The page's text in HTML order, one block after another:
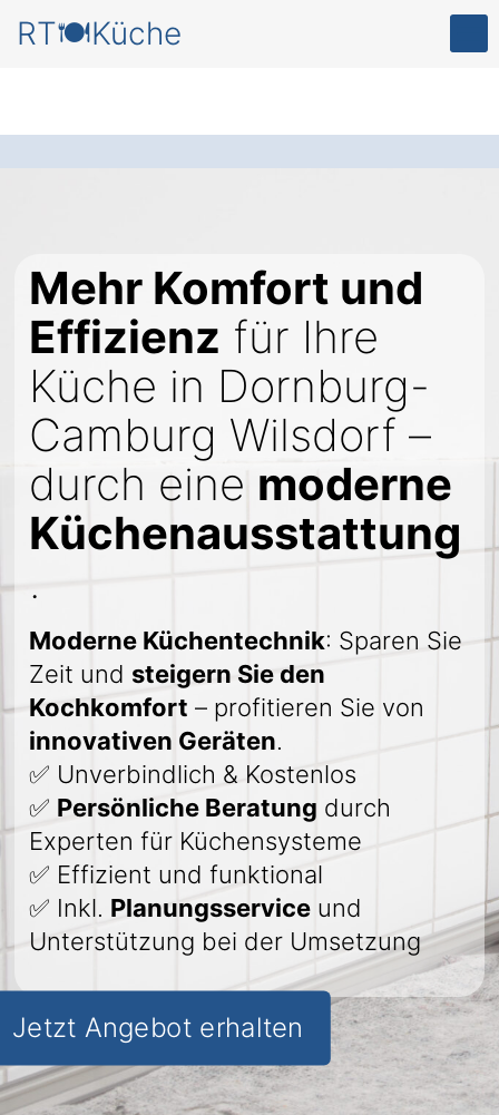
RT🍽️Küche
Mehr Komfort und
Effizienz für Ihre
Küche in Dornburg-
Camburg Wilsdorf –
durch eine moderne
Küchenausstattung
.
Moderne Küchentechnik: Sparen Sie
Zeit und steigern Sie den
Kochkomfort – profitieren Sie von
innovativen Geräten.
✅ Unverbindlich & Kostenlos
✅ Persönliche Beratung durch
Experten für Küchensysteme
✅ Effizient und funktional
✅ Inkl. Planungsservice und
Unterstützung bei der Umsetzung
Jetzt Angebot erhalten